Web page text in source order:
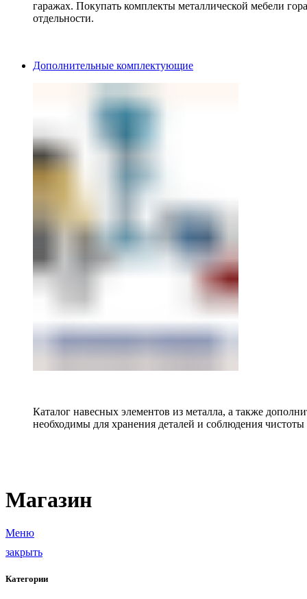
гаражах. Покупать комплекты металлической мебели
отдельности.
Дополнительные комплектующие
Каталог навесных элементов из металла, а также
необходимы для хранения деталей и соблюдения чистоты
Магазин
Меню
закрыть
Категории